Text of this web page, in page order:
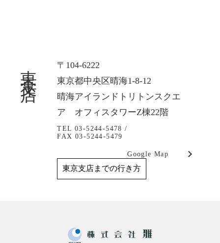
東京支店
〒104-6222
東京都中央区晴海1-8-12
晴海アイランドトリトンスクエ
ア オフィスタワーZ棟22階
TEL 03-5244-5478 /
FAX 03-5244-5479
Google Map
東京支店までの行き方